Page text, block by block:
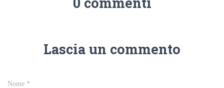
Lascia un commento
Nome *